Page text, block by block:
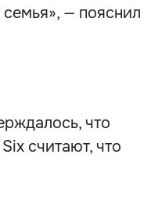
— пояснил
что
считают, что